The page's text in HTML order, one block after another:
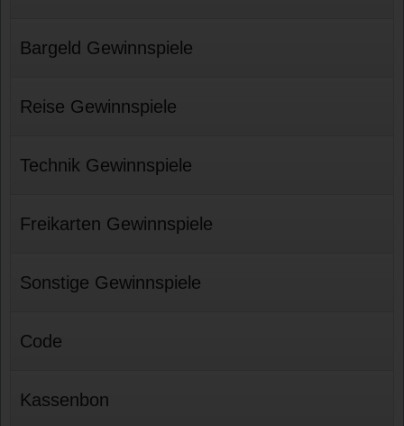
Bargeld Gewinnspiele
Reise Gewinnspiele
Technik Gewinnspiele
Freikarten Gewinnspiele
Sonstige Gewinnspiele
Code
Kassenbon